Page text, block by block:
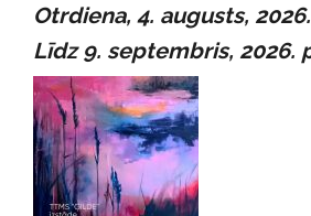
Otrdiena, 4. augusts,
Līdz 9. septembris, 2026.